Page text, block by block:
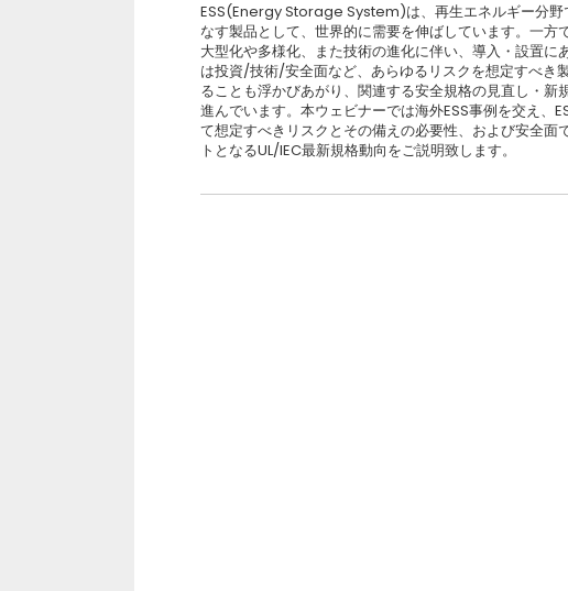
ESS(Energy Storage System)は、再生エネルギー分野
なす製品として、世界的に需要を伸ばしています。一方
大型化や多様化、また技術の進化に伴い、導入・設置に
は投資/技術/安全面など、あらゆるリスクを想定すべき
ることも浮かびあがり、関連する安全規格の見直し・新
進んでいます。本ウェビナーでは海外ESS事例を交え、
て想定すべきリスクとその備えの必要性、および安全面
トとなるUL/IEC最新規格動向をご説明致します。